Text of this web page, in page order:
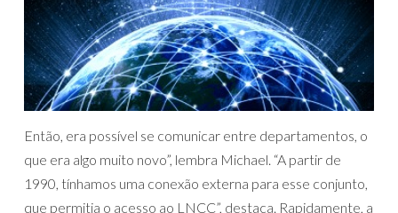
Então, era possível se comunicar entre departamentos, o
que era algo muito novo”, lembra Michael. “A partir de
1990, tínhamos uma conexão externa para esse conjunto,
que permitia o acesso ao LNCC”, destaca. Rapidamente, a